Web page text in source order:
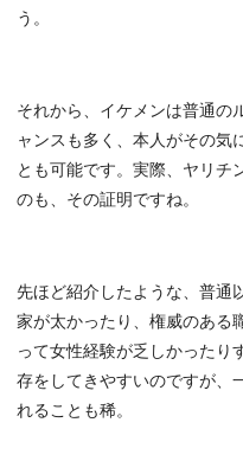
う。
それから、イケメンは普通の
ャンスも多く、本人がその気
とも可能です。実際、ヤリチ
のも、その証明ですね。
先ほど紹介したような、普通
家が太かったり、権威のある
って女性経験が乏しかったり
存をしてきやすいのですが、
れることも稀。